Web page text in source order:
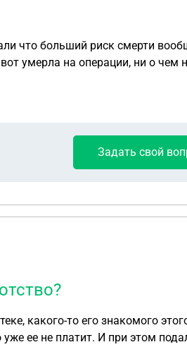
что больший риск смерти
умерла на операции, ни о чем
Задать свой
какого-то его знакомого
ее не платит. И при этом